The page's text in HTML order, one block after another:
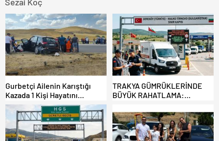
Gurbetçi Ailenin Karıştığı
Kazada 1 Kişi Hayatını
Kaybederken, 7 kişi Yaralandı.
TRAKYA GÜMRÜKLERİNDE
BÜYÜK RAHATLAMA:
ARAÇLARA AÇILIYOR!